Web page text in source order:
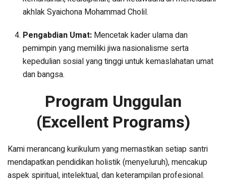
akhlak Syaichona Mohammad Cholil.
Pengabdian Umat: Mencetak kader ulama dan
pemimpin yang memiliki jiwa nasionalisme serta
kepedulian sosial yang tinggi untuk kemaslahatan umat
dan bangsa.
Program Unggulan
(Excellent Programs)
Kami merancang kurikulum yang memastikan setiap santri
mendapatkan pendidikan holistik (menyeluruh), mencakup
aspek spiritual, intelektual, dan keterampilan profesional.